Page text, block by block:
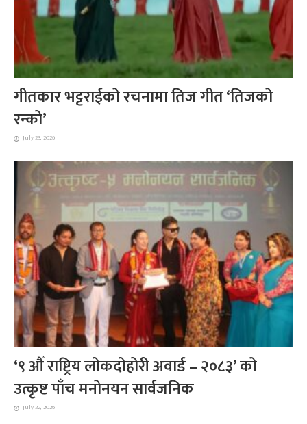
गीतकार भट्टराईको रचनामा तिज गीत ‘तिजको
रन्को’
July 23, 2026
‘९ औँ राष्ट्रिय लोकदोहोरी अवार्ड – २०८३’ को
उत्कृष्ट पाँच मनोनयन सार्वजनिक
July 22, 2026